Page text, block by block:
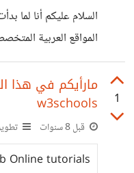
السلام عليكم أنا لما
المواقع العربية
الصفر و اقصد بذلك
إكتشفت أني لم استفد
كنت اكتب كل ما اتعلمه
أكره البرمجة و قلت في
لإنسان مثلي انا , و
1
مارأيكم في هذا
w3schools
قبل 8 سنوات
Online tutorials